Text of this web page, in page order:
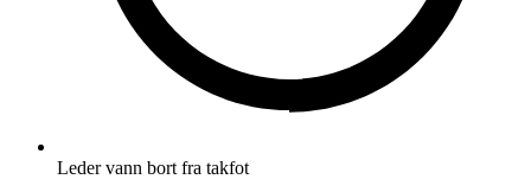
Leder vann bort fra takfot